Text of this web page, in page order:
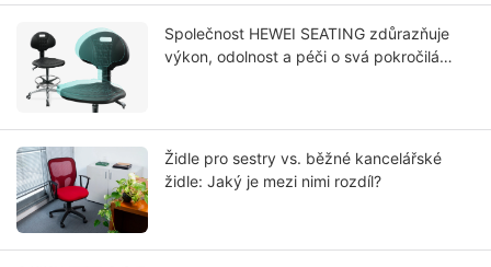
Společnost HEWEI SEATING zdůrazňuje
výkon, odolnost a péči o svá pokročilá
Židle pro sestry vs. běžné kancelářské
židle: Jaký je mezi nimi rozdíl?